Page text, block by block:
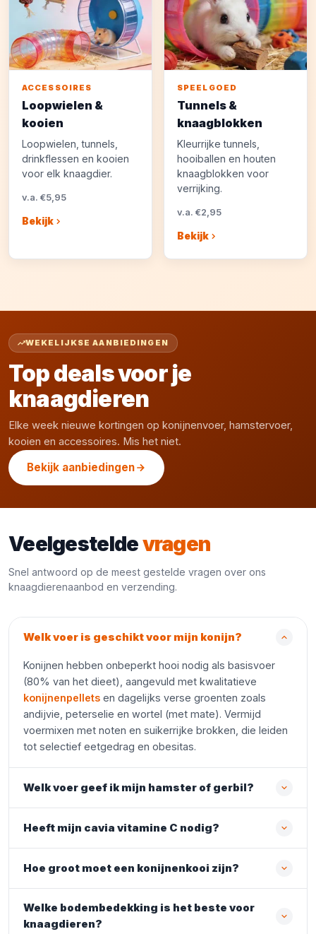
ACCESSOIRES
Loopwielen &
kooien
Loopwielen, tunnels,
drinkflessen en kooien
voor elk knaagdier.
v.a. €5,95
Bekijk
SPEELGOED
Tunnels &
knaagblokken
Kleurrijke tunnels,
hooiballen en houten
knaagblokken voor
verrijking.
v.a. €2,95
Bekijk
WEKELIJKSE AANBIEDINGEN
Top deals voor je
knaagdieren
Elke week nieuwe kortingen op konijnenvoer, hamstervoer,
kooien en accessoires. Mis het niet.
Bekijk aanbiedingen
Veelgesteldevragen
Snel antwoord op de meest gestelde vragen over ons
knaagdierenaanbod en verzending.
Welk voer is geschikt voor mijn konijn?
Konijnen hebben onbeperkt hooi nodig als basisvoer
(80% van het dieet), aangevuld met kwalitatieve
konijnenpellets en dagelijks verse groenten zoals
andijvie, peterselie en wortel (met mate). Vermijd
voermixen met noten en suikerrijke brokken, die leiden
tot selectief eetgedrag en obesitas.
Welk voer geef ik mijn hamster of gerbil?
Heeft mijn cavia vitamine C nodig?
Hoe groot moet een konijnenkooi zijn?
Welke bodembedekking is het beste voor
knaagdieren?